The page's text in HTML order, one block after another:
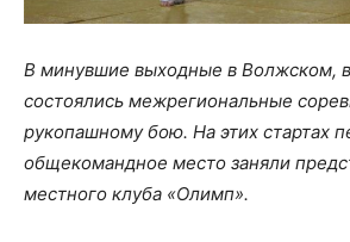
В минувшие выходные в Волжском,
состоялись межрегиональные
рукопашному бою. На этих стартах
общекомандное место заняли
местного клуба «Олимп».